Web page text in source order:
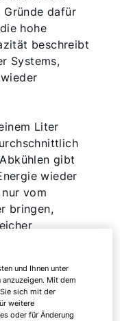
dafür
hohe
beschreibt
Systems,
Liter
gibt
wieder
vom
bringen,
zeitlich
bei
vorkommt.
und Ihnen unter
Mit dem
sich mit der
weitere
oder für Änderung